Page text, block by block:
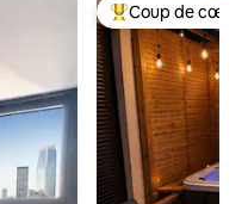
appréciés Coups de cœur
Coup de cœur